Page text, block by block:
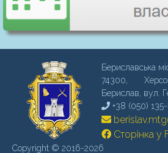
Бериславська
74300,
Бериcлав, вул.
+38 (050)
Сторінка у
Copyright © 2016-2026